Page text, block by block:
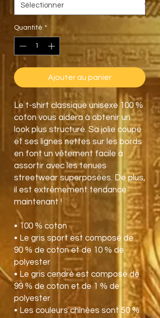
Quantité *
Ajouter au panier
Le t-shirt classique unisexe 100 %
coton vous aidera à obtenir un
look plus structuré. Sa jolie coupe
et ses lignes nettes sur les bords
en font un vêtement facile à
assortir avec les tenues
streetwear superposées. De plus,
il est extrêmement tendance
maintenant !
• 100 % coton
• Le gris sport est composé de
90 % de coton et de 10 % de
polyester
• Le gris cendré est composé de
99 % de coton et de 1 % de
polyester
• Les couleurs chinées sont 50 %